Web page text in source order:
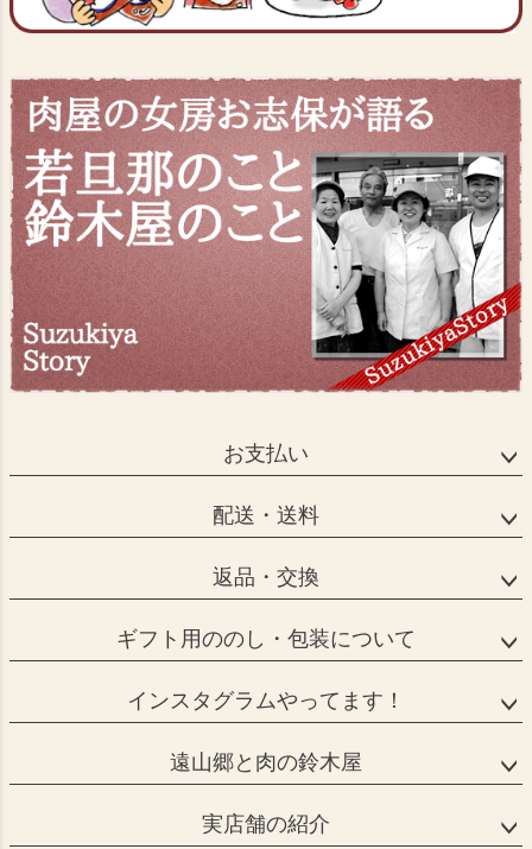
お支払い
配送・送料
返品・交換
ギフト用ののし・包装について
インスタグラムやってます！
遠山郷と肉の鈴木屋
実店舗の紹介